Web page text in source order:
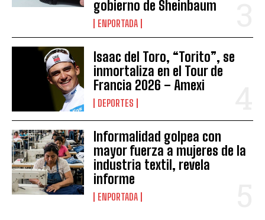
gobierno de Sheinbaum
ENPORTADA
Isaac del Toro, “Torito”, se
inmortaliza en el Tour de
Francia 2026 – Amexi
DEPORTES
Informalidad golpea con
mayor fuerza a mujeres de la
industria textil, revela
informe
ENPORTADA